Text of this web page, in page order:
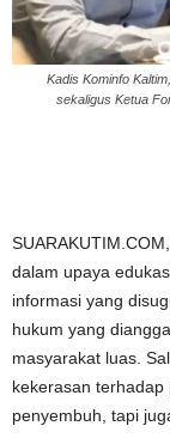
Kadis Kominfo
sekaligus Ketua
dalam upaya
informasi yang
hukum yang
masyarakat luas.
kekerasan
penyembuh, tapi